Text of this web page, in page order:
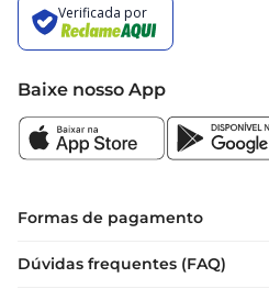
Baixe nosso App
Formas de pagamento
Dúvidas frequentes (FAQ)